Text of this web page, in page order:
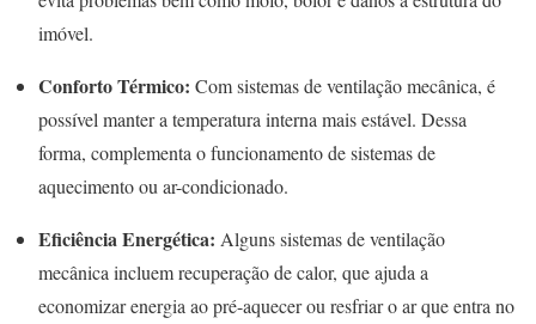
imóvel.
Conforto Térmico: Com sistemas de ventilação mecânica, é
possível manter a temperatura interna mais estável. Dessa
forma, complementa o funcionamento de sistemas de
aquecimento ou ar-condicionado.
Eficiência Energética: Alguns sistemas de ventilação
mecânica incluem recuperação de calor, que ajuda a
economizar energia ao pré-aquecer ou resfriar o ar que entra no